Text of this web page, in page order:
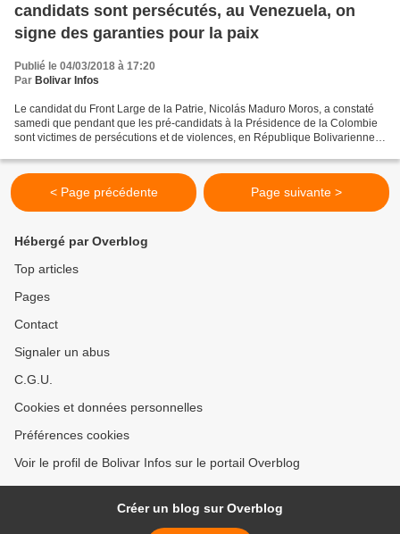
candidats sont persécutés, au Venezuela, on
signe des garanties pour la paix
Publié le 04/03/2018 à 17:20
Par Bolivar Infos
Le candidat du Front Large de la Patrie, Nicolás Maduro Moros, a constaté
samedi que pendant que les pré-candidats à la Présidence de la Colombie
sont victimes de persécutions et de violences, en République Bolivarienne
< Page précédente Page suivante >
Hébergé par Overblog
Top articles
Pages
Contact
Signaler un abus
C.G.U.
Cookies et données personnelles
Préférences cookies
Voir le profil de Bolivar Infos sur le portail Overblog
Créer un blog sur Overblog